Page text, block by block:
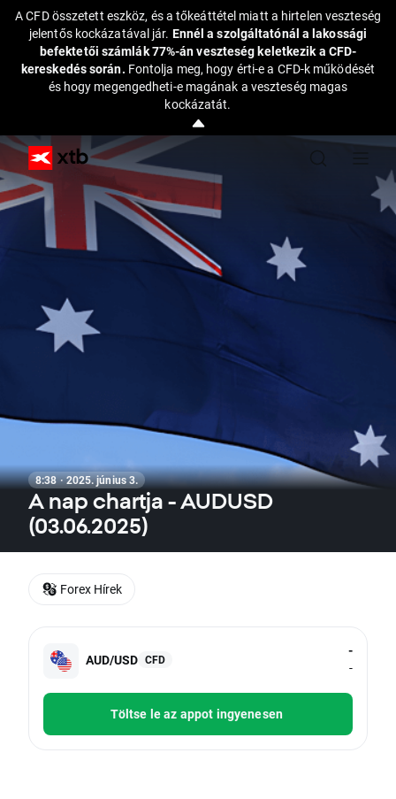
A CFD összetett eszköz, és a tőkeáttétel miatt a hirtelen veszteség
jelentős kockázatával jár. Ennél a szolgáltatónál a lakossági
befektetői számlák 77%-án veszteség keletkezik a CFD-
kereskedés során. Fontolja meg, hogy érti-e a CFD-k működését
és hogy megengedheti-e magának a veszteség magas
kockázatát.
8:38 · 2025. június 3.
A nap chartja - AUDUSD
(03.06.2025)
AUD/USD CFD
-
-
Töltse le az appot ingyenesen
Forex Hírek